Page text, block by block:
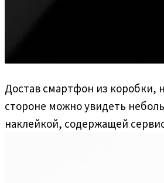
Достав смартфон из коробки,
стороне можно увидеть
наклейкой, содержащей